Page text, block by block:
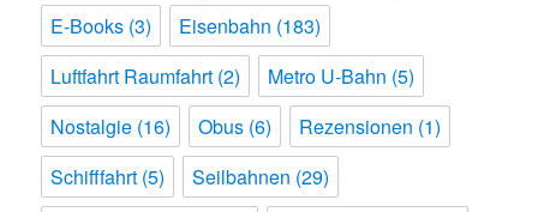
E-Books (3) Eisenbahn (183)
Luftfahrt Raumfahrt (2) Metro U-Bahn (5)
Nostalgie (16) Obus (6) Rezensionen (1)
Schifffahrt (5) Seilbahnen (29)